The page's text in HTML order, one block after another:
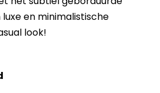
en minimalistische
look!